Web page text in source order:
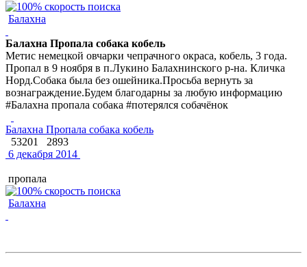
Балахна
Балахна Пропала собака кобель
Метис немецкой овчарки чепрачного окраса, кобель, 3 года.
Пропал в 9 ноября в п.Лукино Балахнинского р-на. Кличка
Норд.Собака была без ошейника.Просьба вернуть за
вознаграждение.Будем благодарны за любую информацию
#Балахна пропала собака #потерялся собачёнок
Балахна Пропала собака кобель
53201
2893
6 декабря 2014
пропала
Балахна